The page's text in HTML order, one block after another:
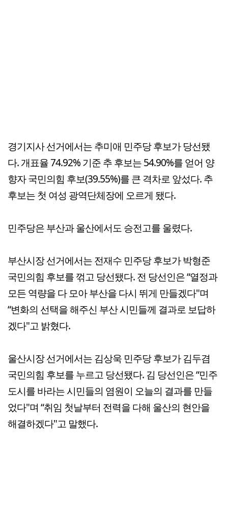
경기지사 선거에서는 추미애 민주당 후보가 당선됐
다. 개표율 74.92% 기준 추 후보는 54.90%를 얻어 양
향자 국민의힘 후보(39.55%)를 큰 격차로 앞섰다. 추
후보는 첫 여성 광역단체장에 오르게 됐다.
민주당은 부산과 울산에서도 승전고를 울렸다.
부산시장 선거에서는 전재수 민주당 후보가 박형준
국민의힘 후보를 꺾고 당선됐다. 전 당선인은 “열정과
모든 역량을 다 모아 부산을 다시 뛰게 만들겠다"며
“변화의 선택을 해주신 부산 시민들께 결과로 보답하
겠다"고 밝혔다.
울산시장 선거에서는 김상욱 민주당 후보가 김두겸
국민의힘 후보를 누르고 당선됐다. 김 당선인은 “민주
도시를 바라는 시민들의 염원이 오늘의 결과를 만들
었다"며 “취임 첫날부터 전력을 다해 울산의 현안을
해결하겠다"고 말했다.